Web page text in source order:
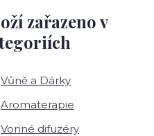
zařazeno v
Vůně a Dárky
Aromaterapie
Vonné difuzéry